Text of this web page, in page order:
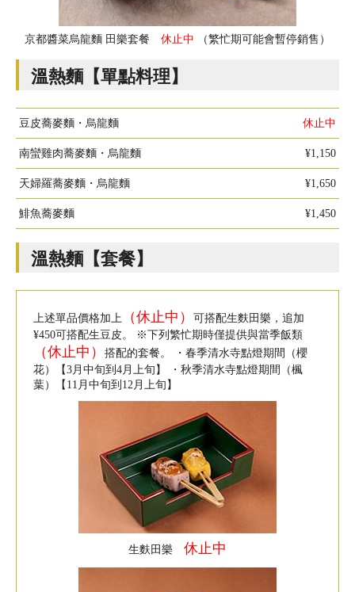
京都醬菜烏龍麵 田樂套餐 休止中 （繁忙期可能會暫停銷售）
溫熱麵【單點料理】
豆皮蕎麥麵・烏龍麵 休止中
南蠻雞肉蕎麥麵・烏龍麵 ¥1,150
天婦羅蕎麥麵・烏龍麵 ¥1,650
鯡魚蕎麥麵 ¥1,450
溫熱麵【套餐】
上述單品價格加上 （休止中）
可搭配生麩田樂，追加
¥450可搭配生豆皮。 ※下列繁忙期時僅提供與當季飯類
（休止中）
搭配的套餐。 ・春季清水寺點燈期間（櫻
花）【3月中旬到4月上旬】 ・秋季清水寺點燈期間（楓
葉）【11月中旬到12月上旬】
生麩田樂 休止中